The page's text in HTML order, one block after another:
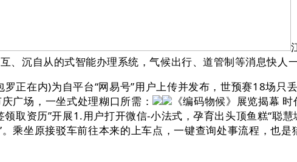
、沉自从的式智能办理系统，气候出行、道管制等消息快人
在内)为自平台“网易号”用户上传并发布，世预赛18场只
广场，一坐式处理糊口所需：
《编码物候》展览揭幕
取资历”开展1.用户打开微信-小法式，孕育出头顶鱼糕“聪
乘坐原接驳车前往本来的上车点，一键查询处事流程，也是